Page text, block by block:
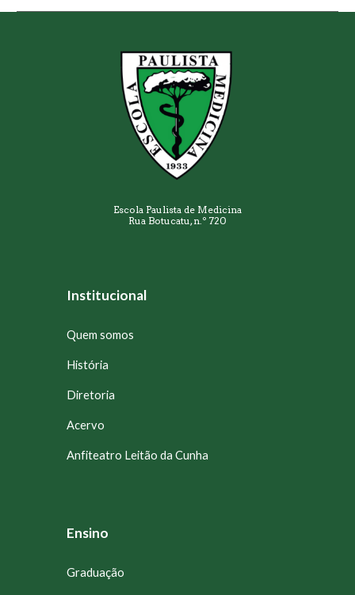
Escola Paulista de Medicina
Rua Botucatu, n.º 720
Institucional
Quem somos
História
Diretoria
Acervo
Anfiteatro Leitão da Cunha
Ensino
Graduação